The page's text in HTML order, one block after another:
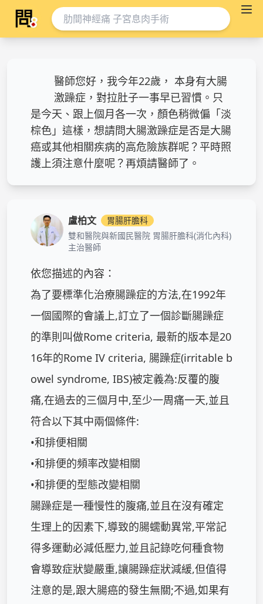
醫師您好，我今年22歲， 本身有大腸
激躁症，對拉肚子一事早已習慣。只
是今天、跟上個月各一次，顏色稍微偏「淡
棕色」這樣，想請問大腸激躁症是否是大腸
癌或其他相關疾病的高危險族群呢？平時照
護上須注意什麼呢？再煩請醫師了。
盧柏文
胃腸肝膽科
雙和醫院與新國民醫院 胃腸肝膽科(消化內科)
主治醫師
依您描述的內容：
為了要標準化治療腸躁症的方法,在1992年
一個國際的會議上,訂立了一個診斷腸躁症
的準則叫做Rome criteria, 最新的版本是20
16年的Rome IV criteria, 腸躁症(irritable b
owel syndrome, IBS)被定義為:反覆的腹
痛,在過去的三個月中,至少一周痛一天,並且
符合以下其中兩個條件:
•和排便相關
•和排便的頻率改變相關
•和排便的型態改變相關
腸躁症是一種慢性的腹痛,並且在沒有確定
生理上的因素下,導致的腸蠕動異常,平常記
得多運動必減低壓力,並且記錄吃何種食物
會導致症狀變嚴重,讓腸躁症狀減緩,但值得
注意的是,跟大腸癌的發生無關;不過,如果有